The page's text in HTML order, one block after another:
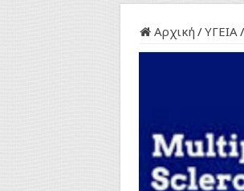
Αρχική /ΥΓΕΙΑ/